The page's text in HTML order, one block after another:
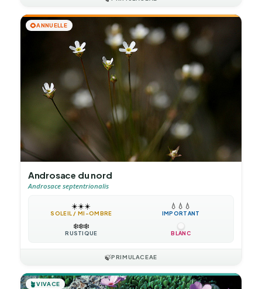
🌻ANNUELLE
Androsace du nord
Androsace septentrionalis
☀️☀️☀️
SOLEIL / MI-OMBRE
💧 💧 💧
IMPORTANT
❄️❄️❄️
RUSTIQUE BLANC
🍃PRIMULACEAE
🪴VIVACE